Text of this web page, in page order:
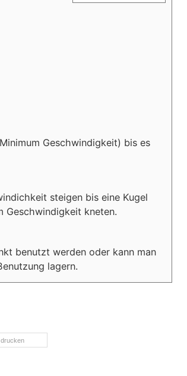
Geschwindigkeit) bis es
steigen bis eine Kugel
Geschwindigkeit kneten.
benutzt werden oder kann man
lagern.
drucken